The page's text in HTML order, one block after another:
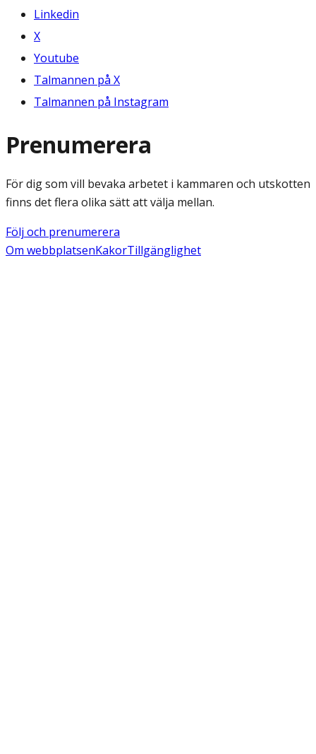
Linkedin
X
Youtube
Talmannen på X
Talmannen på Instagram
Prenumerera
För dig som vill bevaka arbetet i kammaren och utskotten
finns det flera olika sätt att välja mellan.
Följ och prenumerera
Om webbplatsenKakorTillgänglighet